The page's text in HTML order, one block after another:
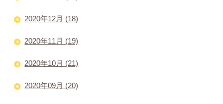
2020年12月 (18)
2020年11月 (19)
2020年10月 (21)
2020年09月 (20)